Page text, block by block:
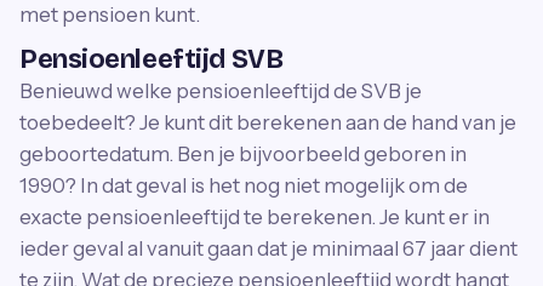
met pensioen kunt.
Pensioenleeftijd SVB
Benieuwd welke pensioenleeftijd de SVB je
toebedeelt? Je kunt dit berekenen aan de hand van je
geboortedatum. Ben je bijvoorbeeld geboren in
1990? In dat geval is het nog niet mogelijk om de
exacte pensioenleeftijd te berekenen. Je kunt er in
ieder geval al vanuit gaan dat je minimaal 67 jaar dient
te zijn. Wat de precieze pensioenleeftijd wordt hangt